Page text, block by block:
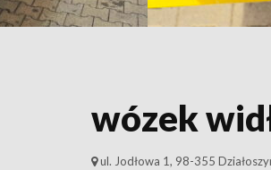
wózek
ul. Jodłowa 1, 98-355